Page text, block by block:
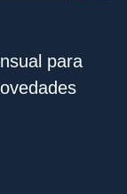
para